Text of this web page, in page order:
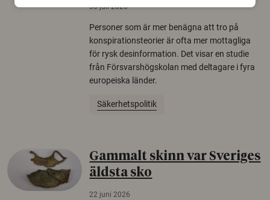
30 juli 2026
Personer som är mer benägna att tro på
konspirationsteorier är ofta mer mottagliga
för rysk desinformation. Det visar en studie
från Försvarshögskolan med deltagare i fyra
europeiska länder.
Säkerhetspolitik
Gammalt skinn var Sveriges
äldsta sko
22 juni 2026